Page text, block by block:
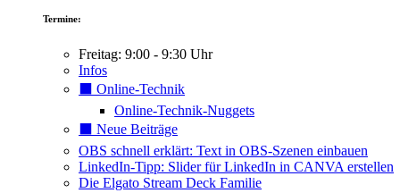
Termine:
Freitag: 9:00 - 9:30 Uhr
Infos
⬛️ Online-Technik
Online-Technik-Nuggets
⬛️ Neue Beiträge
OBS schnell erklärt: Text in OBS-Szenen einbauen
LinkedIn-Tipp: Slider für LinkedIn in CANVA erstellen
Die Elgato Stream Deck Familie